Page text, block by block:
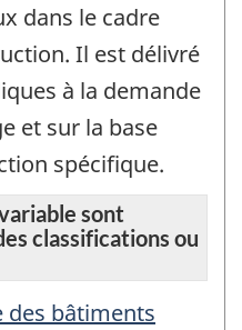
dans le cadre
Il est délivré
à la demande
et sur la base
spécifique.
sont
classifications ou
des bâtiments